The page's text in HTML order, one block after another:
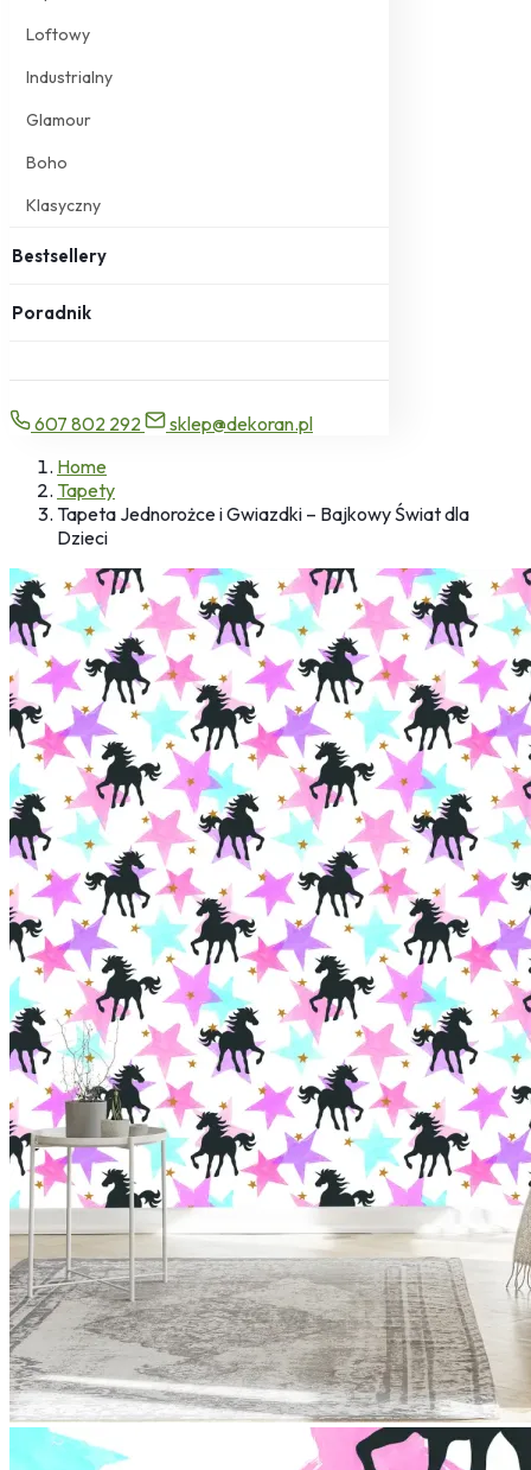
Loftowy
Industrialny
Glamour
Boho
Klasyczny
Bestsellery
Poradnik
607 802 292
sklep@dekoran.pl
Home
Tapety
Tapeta Jednorożce i Gwiazdki – Bajkowy Świat dla
Dzieci